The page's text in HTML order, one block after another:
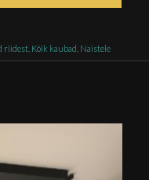
riidest, Kõik kaubad Naistele